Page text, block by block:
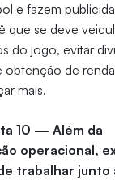
e fazem
que se deve
do jogo, evitar
de
mais.
10 — Além da
operacional,
trabalhar junto